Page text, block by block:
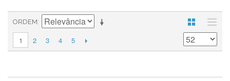
ORDEM
1 2 3 4 5